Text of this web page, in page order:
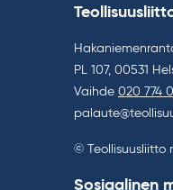
PL 107, 00531
Vaihde 020 774
© Teollisuusliitto
Sosiaalinen